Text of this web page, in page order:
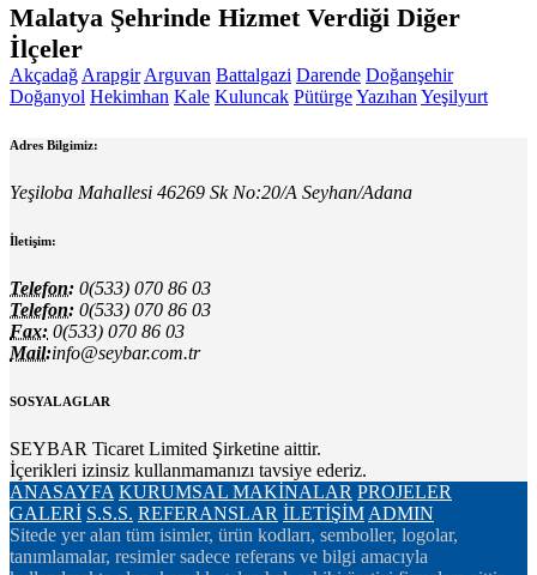
Malatya Şehrinde Hizmet Verdiği Diğer
İlçeler
Akçadağ Arapgir Arguvan Battalgazi Darende Doğanşehir
Doğanyol Hekimhan Kale Kuluncak PütürgeYazıhan Yeşilyurt
Adres Bilgimiz:
Yeşiloba Mahallesi 46269 Sk No:20/A Seyhan/Adana
İletişim:
Telefon: 0(533) 070 86 03
Telefon: 0(533) 070 86 03
Fax: 0(533) 070 86 03
Mail:info@seybar.com.tr
SOSYAL AGLAR
SEYBAR Ticaret Limited Şirketine aittir.
İçerikleri izinsiz kullanmamanızı tavsiye ederiz.
ANASAYFA KURUMSAL MAKİNALAR PROJELER
GALERİ S.S.S. REFERANSLAR İLETİŞİM ADMIN
Sitede yer alan tüm isimler, ürün kodları, semboller, logolar,
tanımlamalar, resimler sadece referans ve bilgi amacıyla